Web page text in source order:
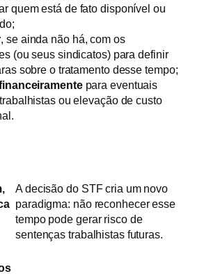
quem está de fato disponível ou
, se ainda não há, com os
(ou seus sindicatos) para definir
sobre o tratamento desse tempo;
para eventuais
ou elevação de custo
A decisão do STF cria um novo
paradigma: não reconhecer esse
tempo pode gerar risco de
sentenças trabalhistas futuras.